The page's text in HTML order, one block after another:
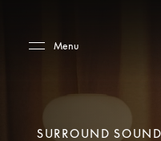
Menu
SURROUND